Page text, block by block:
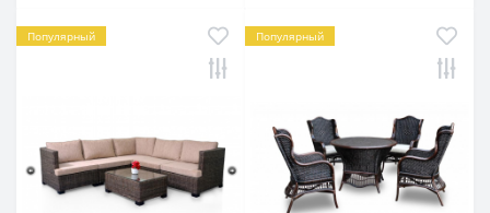
Популярный Популярный